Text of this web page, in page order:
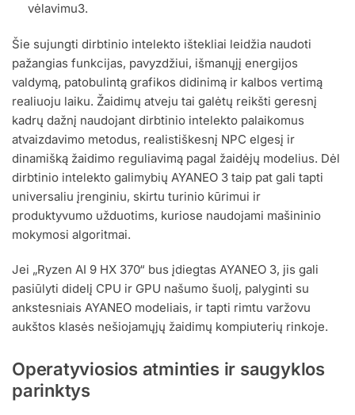
vėlavimu3.
Šie sujungti dirbtinio intelekto ištekliai leidžia naudoti
pažangias funkcijas, pavyzdžiui, išmanųjį energijos
valdymą, patobulintą grafikos didinimą ir kalbos vertimą
realiuoju laiku. Žaidimų atveju tai galėtų reikšti geresnį
kadrų dažnį naudojant dirbtinio intelekto palaikomus
atvaizdavimo metodus, realistiškesnį NPC elgesį ir
dinamišką žaidimo reguliavimą pagal žaidėjų modelius. Dėl
dirbtinio intelekto galimybių AYANEO 3 taip pat gali tapti
universaliu įrenginiu, skirtu turinio kūrimui ir
produktyvumo užduotims, kuriose naudojami mašininio
mokymosi algoritmai.
Jei „Ryzen AI 9 HX 370“ bus įdiegtas AYANEO 3, jis gali
pasiūlyti didelį CPU ir GPU našumo šuolį, palyginti su
ankstesniais AYANEO modeliais, ir tapti rimtu varžovu
aukštos klasės nešiojamųjų žaidimų kompiuterių rinkoje.
Operatyviosios atminties ir saugyklos
parinktys